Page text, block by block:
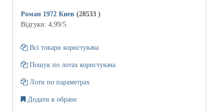
Роман 1972 Киев (28533 )
Відгуки: 4,99/5
Всі товари користувача
Пошук по лотах користувача
Лоти по параметрах
Додати в обране